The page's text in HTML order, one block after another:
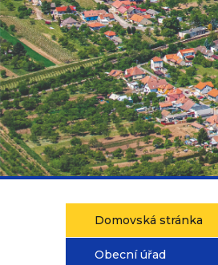
Domovská stránka
Obecní úřad